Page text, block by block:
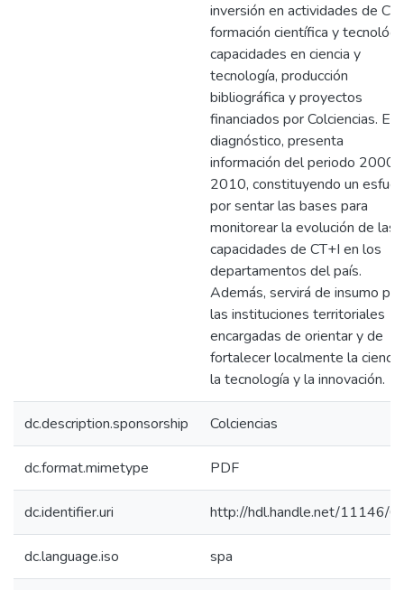
inversión en actividades de
formación científica y
capacidades en ciencia y
tecnología, producción
bibliográfica y proyectos
financiados por Colciencias.
diagnóstico, presenta
información del periodo 2000-
2010, constituyendo un
por sentar las bases para
monitorear la evolución de las
capacidades de CT+I en los
departamentos del país.
Además, servirá de insumo
las instituciones territoriales
encargadas de orientar y de
fortalecer localmente la ciencia,
la tecnología y la innovación.
dc.description.sponsorship Colciencias
dc.format.mimetype PDF
dc.identifier.uri http://hdl.handle.net/11146/
dc.language.iso spa